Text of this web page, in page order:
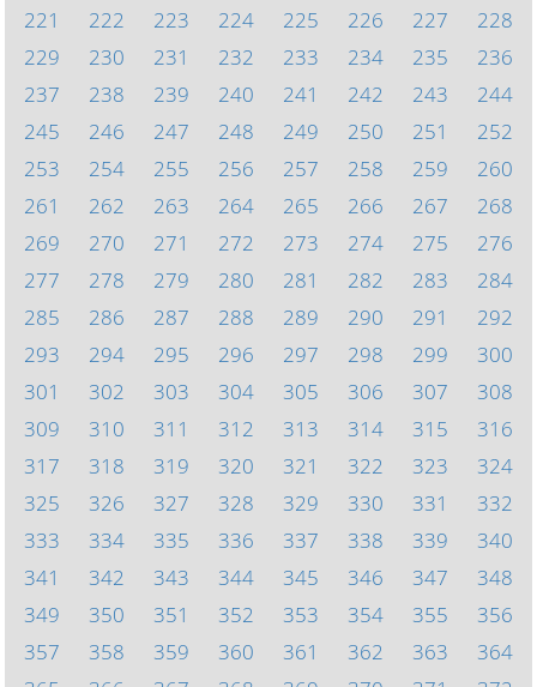
221
222 223 224 225 226 227
228
229
230 231 232 233 234 235
236
237
238 239 240 241 242 243
244
245
246 247 248 249 250 251
252
253
254 255 256 257 258 259
260
261
262 263 264 265 266 267
268
269
270 271 272 273 274 275
276
277
278 279 280 281 282 283
284
285
286 287 288 289 290 291
292
293
294 295 296 297 298 299
300
301
302 303 304 305 306 307
308
309
310 311 312 313 314 315
316
317
318 319 320 321 322 323
324
325
326 327 328 329 330 331
332
333
334 335 336 337 338 339
340
341
342 343 344 345 346 347
348
349
350 351 352 353 354 355
356
357
358 359 360 361 362 363
364